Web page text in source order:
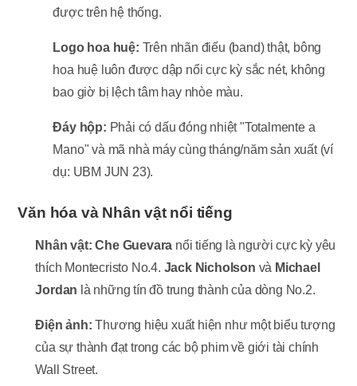
được trên hệ thống.
Logo hoa huệ: Trên nhãn điếu (band) thật, bông
hoa huệ luôn được dập nổi cực kỳ sắc nét, không
bao giờ bị lệch tâm hay nhòe màu.
Đáy hộp: Phải có dấu đóng nhiệt "Totalmente a
Mano" và mã nhà máy cùng tháng/năm sản xuất (ví
dụ: UBM JUN 23).
Văn hóa và Nhân vật nổi tiếng
Nhân vật: Che Guevara nổi tiếng là người cực kỳ yêu
thích Montecristo No.4. Jack Nicholson và Michael
Jordan là những tín đồ trung thành của dòng No.2.
Điện ảnh: Thương hiệu xuất hiện như một biểu tượng
của sự thành đạt trong các bộ phim về giới tài chính
Wall Street.